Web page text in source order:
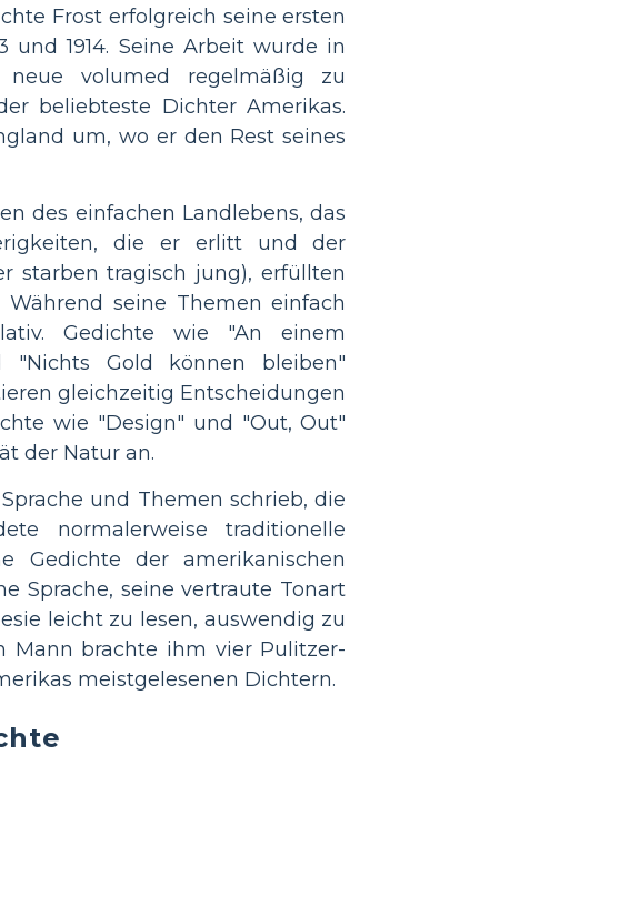
Frost erfolgreich seine ersten
und 1914. Seine Arbeit wurde in
volumed regelmäßig zu
beliebteste Dichter Amerikas.
um, wo er den Rest seines
des einfachen Landlebens, das
die er erlitt und der
starben tragisch jung), erfüllten
seine Themen einfach
Gedichte wie "An einem
Gold können bleiben"
gleichzeitig Entscheidungen
wie "Design" und "Out, Out"
der Natur an.
und Themen schrieb, die
normalerweise traditionelle
Gedichte der amerikanischen
Sprache, seine vertraute Tonart
leicht zu lesen, auswendig zu
Mann brachte ihm vier Pulitzer-
meistgelesenen Dichtern.